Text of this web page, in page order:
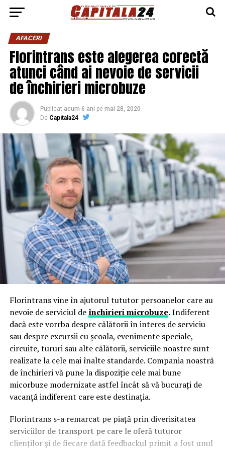
AFACERI
Florintrans este alegerea corectă
atunci când ai nevoie de servicii
de închirieri microbuze
Publicat acum 6 ani pe mai 28, 2020
De Capitala24
Florintrans vine în ajutorul tututor persoanelor care au
nevoie de serviciul de închirieri microbuze.Indiferent
dacă este vorrba despre călătorii în interes de serviciu
sau despre excursii cu şcoala, evenimente speciale,
circuite, tururi sau alte călătorii, serviciile noastre sunt
realizate la cele mai înalte standarde. Compania noastră
de închirieri vă pune la dispoziţie cele mai bune
micorbuze modernizate astfel încât să vă bucuraţi de
vacanţă indiferent care este destinaţia.
Florintrans s-a remarcat pe piaţă prin diverisitatea
serviciilor de transport pe care le oferă tuturor
clienţilor şi de fiecare dată feedbackul primit a fost unul